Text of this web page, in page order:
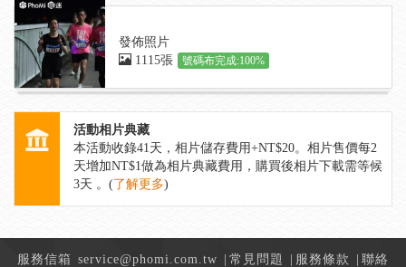
發佈照片
1115張
號碼布完成:100%
活動相片典藏
本活動收錄41天，相片儲存費用+NT$20。相片售價每2
天增加NT$1做為相片典藏費用，購買後相片下載需等候
3天 。(了解更多)
服務信箱 service@phomi.com.tw 常見問題 服務條款 聯絡